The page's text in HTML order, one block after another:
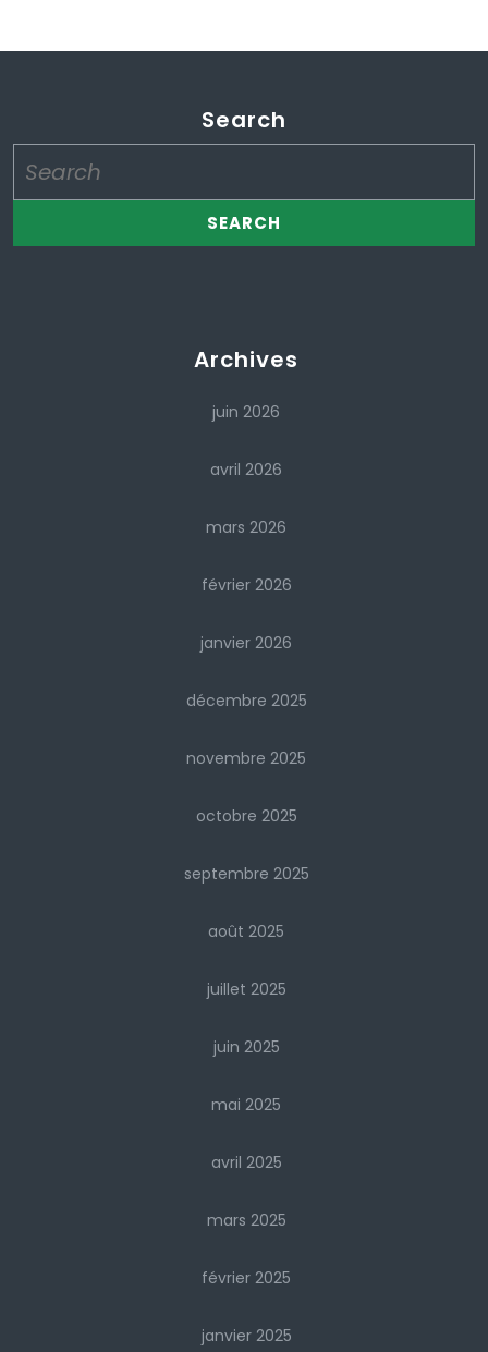
Search
for:
Archives
juin 2026
avril 2026
mars 2026
février 2026
janvier 2026
décembre 2025
novembre 2025
octobre 2025
septembre 2025
août 2025
juillet 2025
juin 2025
mai 2025
avril 2025
mars 2025
février 2025
janvier 2025